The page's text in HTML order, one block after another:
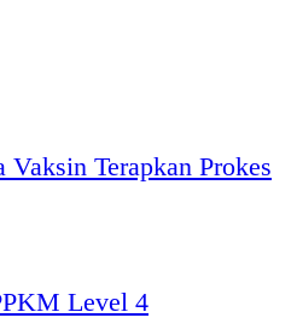
Terapkan Prokes
Level 4